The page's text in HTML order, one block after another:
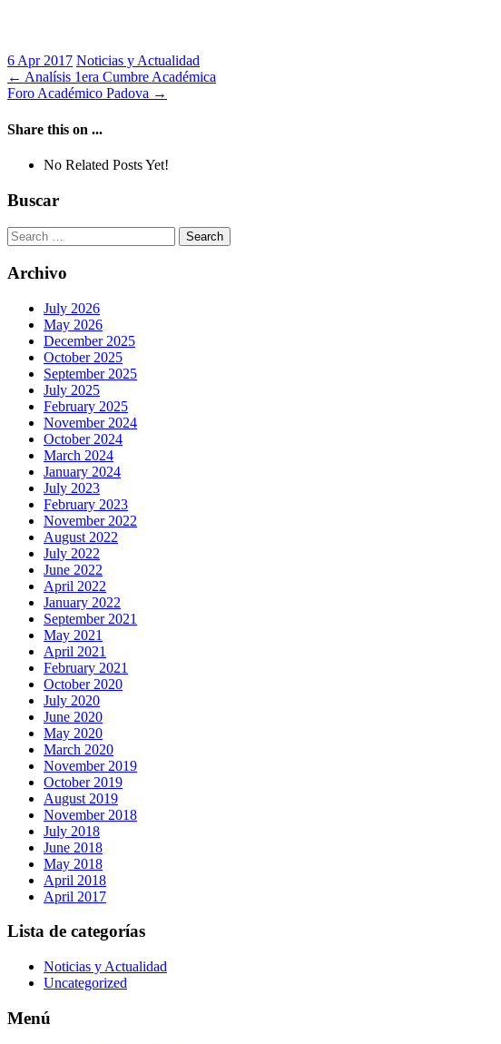
6 Apr 2017 Noticias y Actualidad
Post
navigation
← Analísis 1era Cumbre Académica
Foro Académico Padova →
Share this on ...
No Related Posts Yet!
Buscar
Search
for:
Archivo
July 2026
May 2026
December 2025
October 2025
September 2025
July 2025
February 2025
November 2024
October 2024
March 2024
January 2024
July 2023
February 2023
November 2022
August 2022
July 2022
June 2022
April 2022
January 2022
September 2021
May 2021
April 2021
February 2021
October 2020
July 2020
June 2020
May 2020
March 2020
November 2019
October 2019
August 2019
November 2018
July 2018
June 2018
May 2018
April 2018
April 2017
Lista de categorías
Noticias y Actualidad
Uncategorized
Menú